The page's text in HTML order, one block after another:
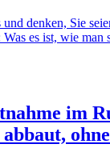
denken, Sie
es ist, wie man
im